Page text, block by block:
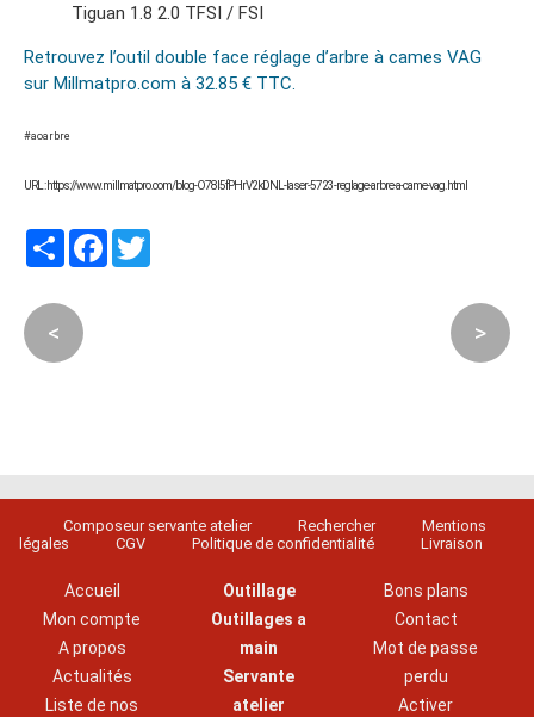
Tiguan 1.8 2.0 TFSI / FSI
Retrouvez l’outil double face réglage d’arbre à cames VAG
sur Millmatpro.com à 32.85 € TTC.
#aoarbre
URL : https://www.millmatpro.com/blog-O78l5fPHrV2kDNL-laser-5723-reglage-arbre-a-came-vag.html
PartagerFacebook
< >
Composeur servante atelier Rechercher
Mentions
légales
CGV Politique de confidentialité Livraison
Accueil
Mon compte
A propos
Actualités
Liste de nos
Outillage
Outillages a
main
Servante
atelier
Bons plans
Contact
Mot de passe
perdu
Activer